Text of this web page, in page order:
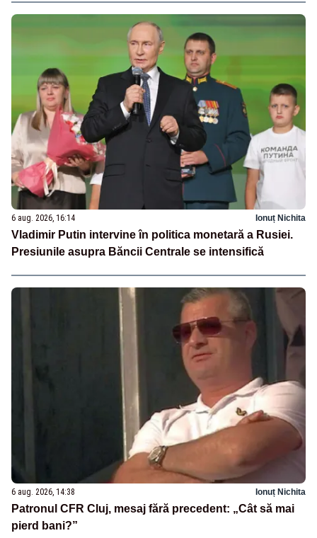
6 aug. 2026, 16:14 Ionuț Nichita
Vladimir Putin intervine în politica monetară a Rusiei.
Presiunile asupra Băncii Centrale se intensifică
6 aug. 2026, 14:38 Ionuț Nichita
Patronul CFR Cluj, mesaj fără precedent: „Cât să mai
pierd bani?”